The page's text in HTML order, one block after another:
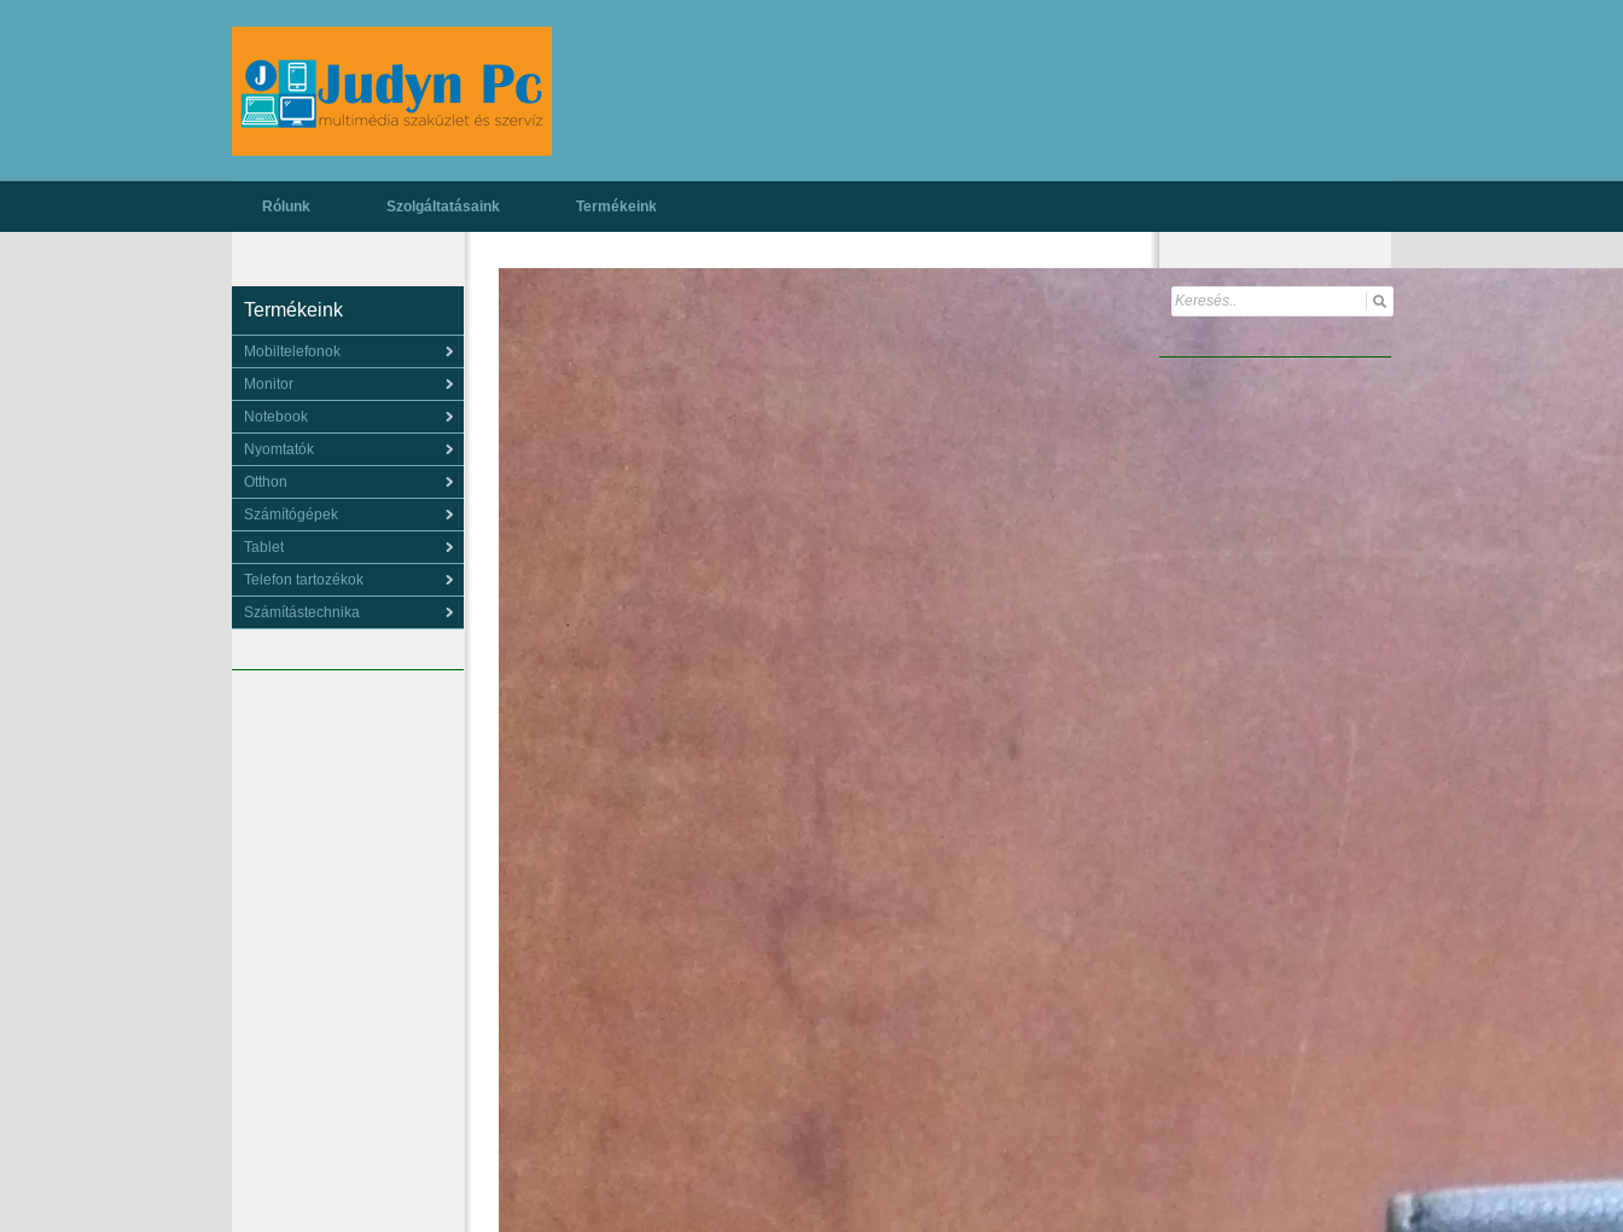
Rólunk Szolgáltatásaink Termékeink
Termékeink
Mobiltelefonok
Monitor
Notebook
Nyomtatók
Otthon
Számítógépek
Tablet
Telefon tartozékok
Számítástechnika